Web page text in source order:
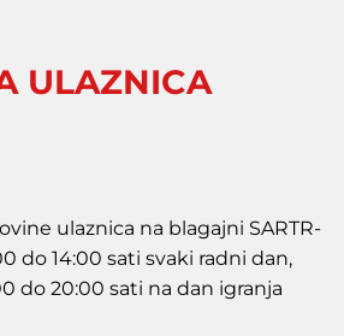
ULAZNICA
ulaznica na blagajni SARTR-
do 14:00 sati svaki radni dan,
do 20:00 sati na dan igranja